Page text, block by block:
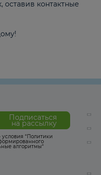
оставив контактные
Подписаться
на рассылку
“Политики
алгоритмы“